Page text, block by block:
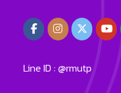
Line ID : @rmutp